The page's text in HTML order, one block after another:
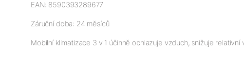
EAN: 8590393289677
Záruční doba: 24 měsíců
Mobilní klimatizace 3 v 1 účinně ochlazuje vzduch, snižuje